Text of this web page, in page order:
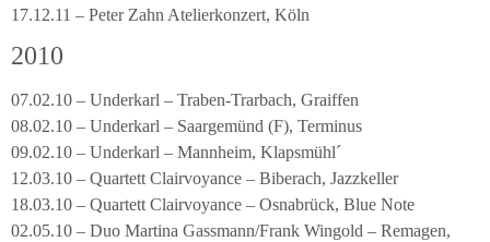
17.12.11 – Peter Zahn Atelierkonzert, Köln
2010
07.02.10 – Underkarl – Traben-Trarbach, Graiffen
08.02.10 – Underkarl – Saargemünd (F), Terminus
09.02.10 – Underkarl – Mannheim, Klapsmühl´
12.03.10 – Quartett Clairvoyance – Biberach, Jazzkeller
18.03.10 – Quartett Clairvoyance – Osnabrück, Blue Note
02.05.10 – Duo Martina Gassmann/Frank Wingold – Remagen,